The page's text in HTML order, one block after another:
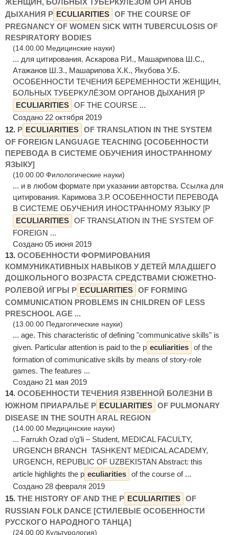
ДЫХАНИЯ P ECULIARITIES OF THE COURSE OF
PREGNANCY OF WOMEN SICK WITH TUBERCULOSIS OF
RESPIRATORY BODIES
(14.00.00 Медицинские науки)
... для цитирования. Аскарова Р.И., Машарипова Ш.С.,
Атажанов Ш.З., Машарипова Х.К., Якубова У.Б.
ОСОБЕННОСТИ ТЕЧЕНИЯ БЕРЕМЕННОСТИ ЖЕНЩИН,
БОЛЬНЫХ ТУБЕРКУЛЁЗОМ ОРГАНОВ ДЫХАНИЯ [P
ECULIARITIES OF THE COURSE ...
Создано 22 октября 2019
12. P ECULIARITIES OF TRANSLATION IN THE SYSTEM
OF FOREIGN LANGUAGE TEACHING [ОСОБЕННОСТИ
ПЕРЕВОДА В СИСТЕМЕ ОБУЧЕНИЯ ИНОСТРАННОМУ
ЯЗЫКУ]
(10.00.00 Филологические науки)
... и в любом формате при указании авторства. Ссылка для
цитирования. Каримова З.Р. ОСОБЕННОСТИ ПЕРЕВОДА
В СИСТЕМЕ ОБУЧЕНИЯ ИНОСТРАННОМУ ЯЗЫКУ [P
ECULIARITIES OF TRANSLATION IN THE SYSTEM OF
FOREIGN ...
Создано 05 июня 2019
13. ОСОБЕННОСТИ ФОРМИРОВАНИЯ
КОММУНИКАТИВНЫХ НАВЫКОВ У ДЕТЕЙ МЛАДШЕГО
ДОШКОЛЬНОГО ВОЗРАСТА СРЕДСТВАМИ СЮЖЕТНО-
РОЛЕВОЙ ИГРЫ P ECULIARITIES OF FORMING
COMMUNICATION PROBLEMS IN CHILDREN OF LESS
PRESCHOOL AGE ...
(13.00.00 Педагогические науки)
... age. This characteristic of defining "communicative skills" is
given. Particular attention is paid to the p eculiarities of the
formation of communicative skills by means of story-role
games. The features ...
Создано 21 мая 2019
14. ОСОБЕННОСТИ ТЕЧЕНИЯ ЯЗВЕННОЙ БОЛЕЗНИ В
ЮЖНОМ ПРИАРАЛЬЕ P ECULIARITIES OF PULMONARY
DISEASE IN THE SOUTH ARAL REGION
(14.00.00 Медицинские науки)
... Farrukh Ozad o’g’li – Student, MEDICAL FACULTY,
URGENCH BRANCH TASHKENT MEDICAL ACADEMY,
URGENCH, REPUBLIC OF UZBEKISTAN Abstract: this
article highlights the p eculiarities of the course of ...
Создано 28 февраля 2019
15. THE HISTORY OF AND THE P ECULIARITIES OF
RUSSIAN FOLК DANCE [СТИЛEВЫЕ OСOБEННOСТИ
PУССКOГO НАPOДНOГO ТАНЦА]
(24.00.00 Культурология)